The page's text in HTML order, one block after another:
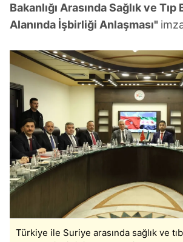
Bakanlığı Arasında Sağlık ve
Alanında İşbirliği Anlaşması"
Türkiye ile Suriye arasında sağlık ve